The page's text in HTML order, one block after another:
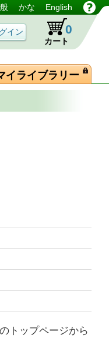
かな English
カート
0
イライブラリー
トップページから